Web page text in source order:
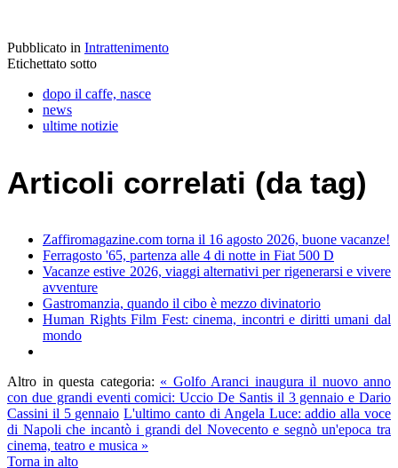
Pubblicato in Intrattenimento
Etichettato sotto
dopo il caffe, nasce
news
ultime notizie
Articoli correlati (da tag)
Zaffiromagazine.com torna il 16 agosto 2026, buone vacanze!
Ferragosto '65, partenza alle 4 di notte in Fiat 500 D
Vacanze estive 2026, viaggi alternativi per rigenerarsi e vivere
avventure
Gastromanzia, quando il cibo è mezzo divinatorio
Human Rights Film Fest: cinema, incontri e diritti umani dal
mondo
Altro in questa categoria: « Golfo Aranci inaugura il nuovo anno
con due grandi eventi comici: Uccio De Santis il 3 gennaio e Dario
Cassini il 5 gennaio L'ultimo canto di Angela Luce: addio alla voce
di Napoli che incantò i grandi del Novecento e segnò un'epoca tra
cinema, teatro e musica »
Torna in alto